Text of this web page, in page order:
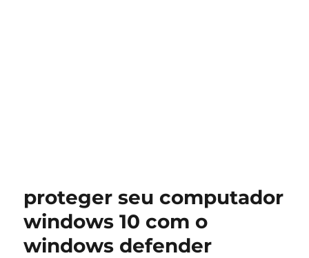
proteger seu computador
windows 10 com o
windows defender